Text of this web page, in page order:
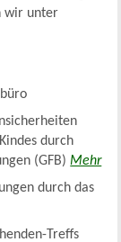
wir unter
durch
(GFB)Mehr
durch das
Treffs